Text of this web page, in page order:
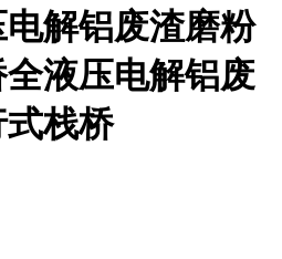
解铝废渣磨粉
液压电解铝废
栈桥